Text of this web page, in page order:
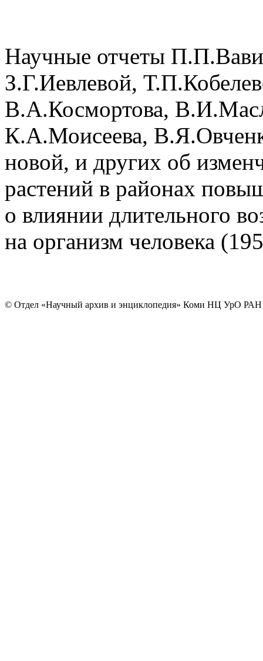
Научные отчеты
З.Г.Иевлевой,
В.А.Космортова,
К.А.Моисеева,
новой, и других об
растений в районах
о влиянии длительного
на организм человека
© Отдел «Научный архив и энциклопедия» Коми НЦ УрО РАН